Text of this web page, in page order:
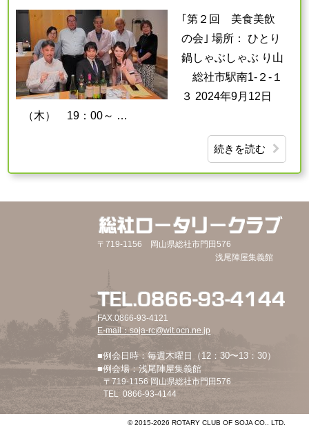
｢第２回 美食美飲
の会｣ 場所： ひとり
鍋しゃぶしゃぶ り山
総社市駅南1-２-１
３ 2024年9月12日
（木） 19：00～ …
続きを読む
〒719-1156 岡山県総社市門田576
浅尾陣屋集義館
FAX.0866-93-4121
E-mail：soja-rc@wit.ocn.ne.jp
■例会日時：毎週木曜日（12：30〜13：30）
■例会場：浅尾陣屋集義館
〒719-1156 岡山県総社市門田576
TEL 0866-93-4144
©︎ 2015-2026 ROTARY CLUB OF SOJA CO., LTD.